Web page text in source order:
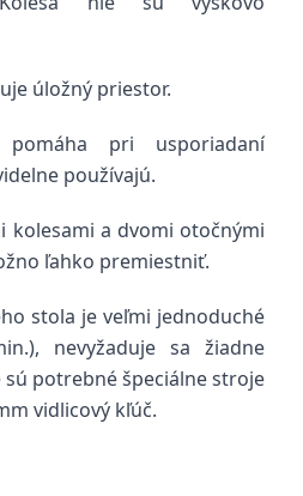
úložný priestor.
pomáha pri usporiadaní
používajú.
kolesami a dvomi otočnými
ľahko premiestniť.
stola je veľmi jednoduché
nevyžaduje sa žiadne
potrebné špeciálne stroje
vidlicový kľúč.